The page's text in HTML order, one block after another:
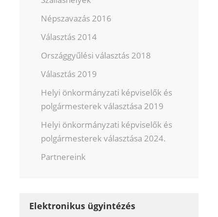
Népszavazás 2016
Választás 2014
Országgyűlési választás 2018
Választás 2019
Helyi önkormányzati képviselők és
polgármesterek választása 2019
Helyi önkormányzati képviselők és
polgármesterek választása 2024.
Partnereink
Elektronikus ügyintézés